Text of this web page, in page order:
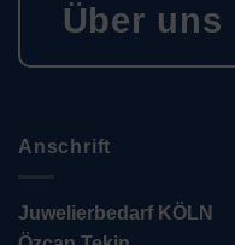
Über uns
Anschrift
Juwelierbedarf KÖLN